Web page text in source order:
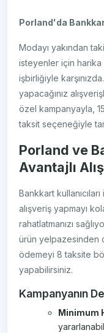
Porland'da
Modayı yakından
isteyenler için harika
işbirliğiyle
yapacağınız
özel kampanyayla,
taksit seçeneğiyle
Porland ve
Avantajlı
Bankkart
alışveriş yapmayı
rahatlatmanızı
ürün yelpazesinden
ödemeyi 8 taksite
yapabilirsiniz.
Kampanyanın
Minimum